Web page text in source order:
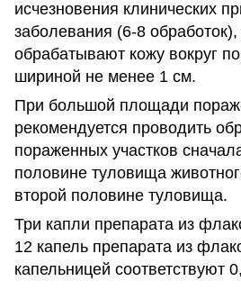
исчезновения клинических
заболевания (6-8
обрабатывают кожу вокруг
шириной не менее 1 см.
При большой площади
рекомендуется проводить
пораженных участков
половине туловища
второй половине туловища.
Три капли препарата из
12 капель препарата из
капельницей соответствуют